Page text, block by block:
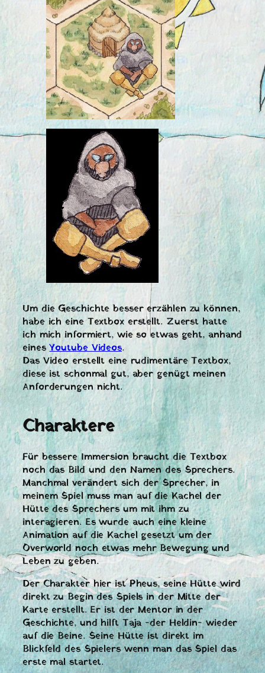
Um die Geschichte besser erzählen zu können,
habe ich eine Textbox erstellt. Zuerst hatte
ich mich informiert, wie so etwas geht, anhand
einesYoutube Videos.
Das Video erstellt eine rudimentäre Textbox,
diese ist schonmal gut, aber genügt meinen
Anforderungen nicht.
Charaktere
Für bessere Immersion braucht die Textbox
noch das Bild und den Namen des Sprechers.
Manchmal verändert sich der Sprecher, in
meinem Spiel muss man auf die Kachel der
Hütte des Sprechers um mit ihm zu
interagieren. Es wurde auch eine kleine
Animation auf die Kachel gesetzt um der
Overworld noch etwas mehr Bewegung und
Leben zu geben.
Der Charakter hier ist Pheus, seine Hütte wird
direkt zu Begin des Spiels in der Mitte der
Karte erstellt. Er ist der Mentor in der
Geschichte, und hilft Taja -der Heldin- wieder
auf die Beine. Seine Hütte ist direkt im
Blickfeld des Spielers wenn man das Spiel das
erste mal startet.